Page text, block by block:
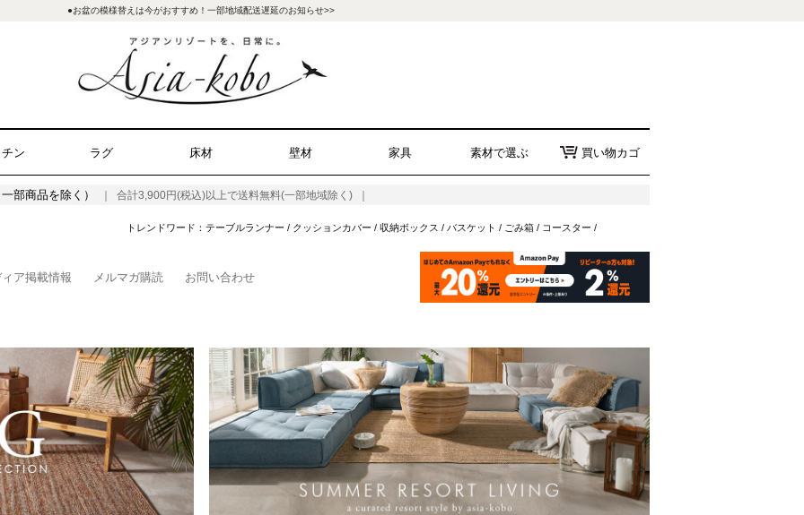
●お盆の模様替えは今がおすすめ！一部地域配送遅延のお知らせ>>
ン ラグ 床材 壁材 家具 素材で選ぶ 買い物カゴ
部商品を除く） ｜ 合計3,900円(税込)以上で送料無料(一部地域除く) ｜
トレンドワード： テーブルランナー / クッションカバー / 収納ボックス / バスケット / ごみ箱/ コースター /
ア掲載情報 メルマガ購読 お問い合わせ